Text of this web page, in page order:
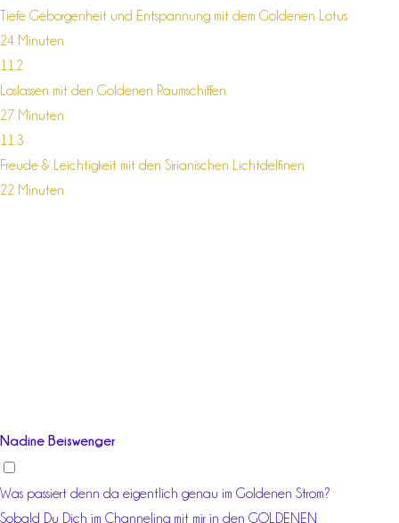
Tiefe Geborgenheit und Entspannung mit dem Goldenen Lotus
24 Minuten
11.2
Loslassen mit den Goldenen Raumschiffen
27 Minuten
11.3
Freude & Leichtigkeit mit den Sirianischen Lichtdelfinen
22 Minuten
Nadine Beiswenger
Was passiert denn da eigentlich genau im Goldenen Strom?
Sobald Du Dich im Channeling mit mir in den GOLDENEN